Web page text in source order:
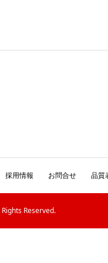
採用情報 お問合せ 品質
Reserved.